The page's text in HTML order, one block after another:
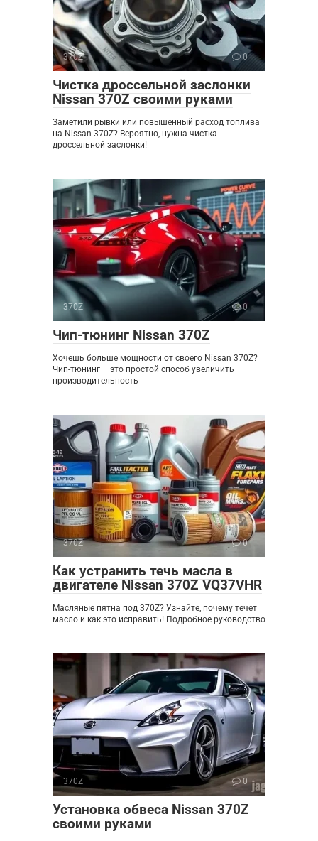
370Z 0
Чистка дроссельной заслонки
Nissan 370Z своими руками
Заметили рывки или повышенный расход топлива
на Nissan 370Z? Вероятно, нужна чистка
дроссельной заслонки!
370Z 0
Чип-тюнинг Nissan 370Z
Хочешь больше мощности от своего Nissan 370Z?
Чип-тюнинг – это простой способ увеличить
производительность
370Z 0
Как устранить течь масла в
двигателе Nissan 370Z VQ37VHR
Масляные пятна под 370Z? Узнайте, почему течет
масло и как это исправить! Подробное руководство
370Z 0
Установка обвеса Nissan 370Z
своими руками